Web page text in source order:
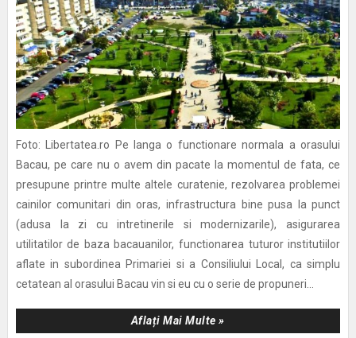
Foto: Libertatea.ro Pe langa o functionare normala a orasului
Bacau, pe care nu o avem din pacate la momentul de fata, ce
presupune printre multe altele curatenie, rezolvarea problemei
cainilor comunitari din oras, infrastructura bine pusa la punct
(adusa la zi cu intretinerile si modernizarile), asigurarea
utilitatilor de baza bacauanilor, functionarea tuturor institutiilor
aflate in subordinea Primariei si a Consiliului Local, ca simplu
cetatean al orasului Bacau vin si eu cu o serie de propuneri...
Aflați Mai Multe »